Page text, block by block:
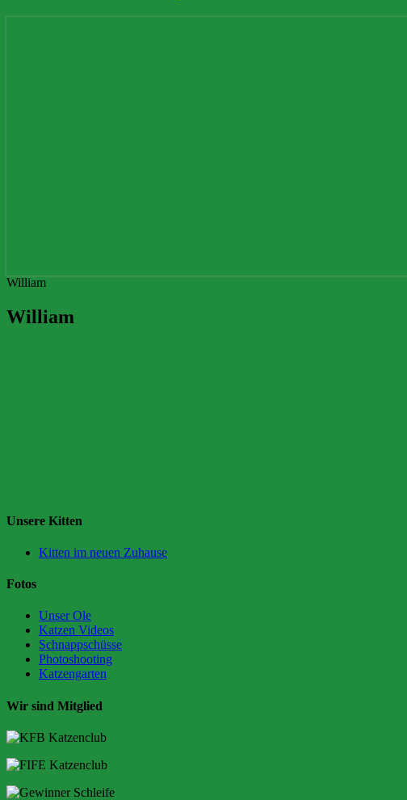
William
William
Unsere Kitten
Kitten im neuen Zuhause
Fotos
Unser Ole
Katzen Videos
Schnappschüsse
Photoshooting
Katzengarten
Wir sind Mitglied